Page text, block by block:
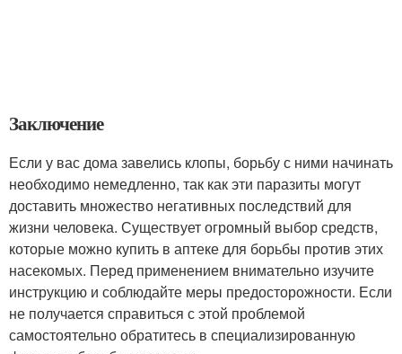
Заключение
Если у вас дома завелись клопы, борьбу с ними начинать
необходимо немедленно, так как эти паразиты могут
доставить множество негативных последствий для
жизни человека. Существует огромный выбор средств,
которые можно купить в аптеке для борьбы против этих
насекомых. Перед применением внимательно изучите
инструкцию и соблюдайте меры предосторожности. Если
не получается справиться с этой проблемой
самостоятельно обратитесь в специализированную